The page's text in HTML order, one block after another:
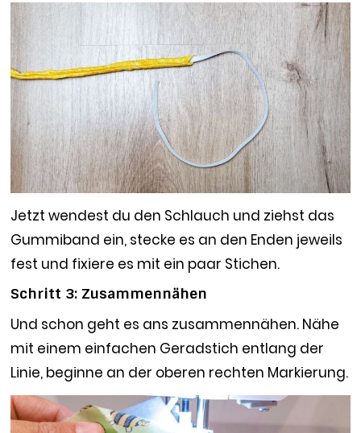
Jetzt wendest du den Schlauch und ziehst das
Gummiband ein, stecke es an den Enden jeweils
fest und fixiere es mit ein paar Stichen.
Schritt 3: Zusammennähen
Und schon geht es ans zusammennähen. Nähe
mit einem einfachen Geradstich entlang der
Linie, beginne an der oberen rechten Markierung.